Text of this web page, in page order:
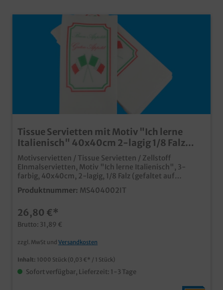
Tissue Servietten mit Motiv "Ich lerne
Italienisch" 40x40cm 2-lagig 1/8 Falz
1000St
Motivservietten / Tissue Servietten / Zellstoff
EInmalservietten, Motiv "Ich lerne Italienisch", 3-
farbig, 40x40cm, 2-lagig, 1/8 Falz (gefaltet auf
20x10cm), 1000 Stück im Karton (4x250 Stück in Poly)
saugstarke Tissue Qualität, angenehm zum Mund
italienische Restaurants, Pizzeria, Bistros und
Lieferservice
Produktnummer: MS404002IT
26,80 €*
Brutto: 31,89 €
zzgl. MwSt und Versandkosten
Inhalt: 1000 Stück (0,03 €* / 1 Stück)
Sofort verfügbar, Lieferzeit: 1-3 Tage